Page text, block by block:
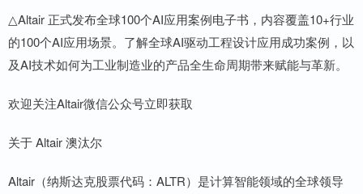
△Altair 正式发布全球100个AI应用案例电子书，内容覆盖10+行业
的100个AI应用场景。了解全球AI驱动工程设计应用成功案例，以
及AI技术如何为工业制造业的产品全生命周期带来赋能与革新。
欢迎关注Altair微信公众号立即获取
关于 Altair 澳汰尔
Altair（纳斯达克股票代码：ALTR）是计算智能领域的全球领导